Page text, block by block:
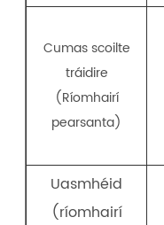
Cumas scoilte
tráidire
(Ríomhairí
pearsanta)
Uasmhéid
(ríomhairí